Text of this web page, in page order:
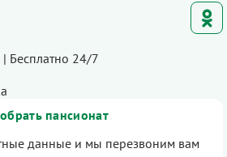
| Бесплатно 24/7
пансионат
данные и мы перезвоним вам